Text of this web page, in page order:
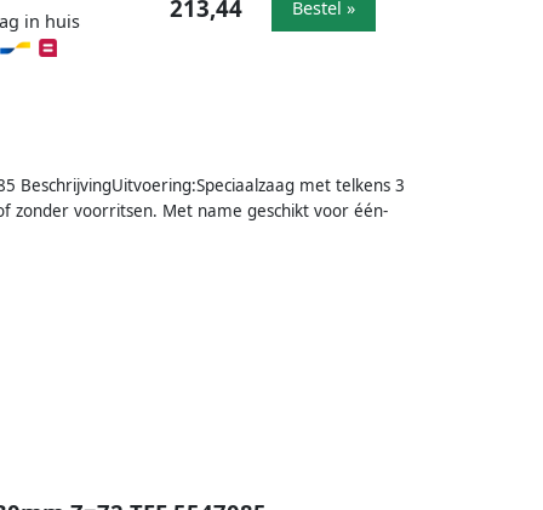
in huis
213,44 Bestel »
BeschrijvingUitvoering:Speciaalzaag met telkens 3
zonder voorritsen. Met name geschikt voor één-